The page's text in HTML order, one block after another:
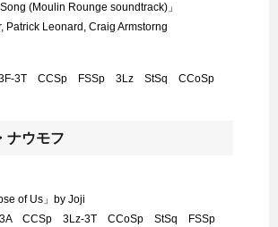
(Moulin Rounge soundtrack)」
Patrick Leonard, Craig Armstorng
3F-3T CCSp FSSp 3Lz StSq CCoSp
ナウモフ
of Us」by Joji
3A CCSp 3Lz-3T CCoSp StSq FSSp